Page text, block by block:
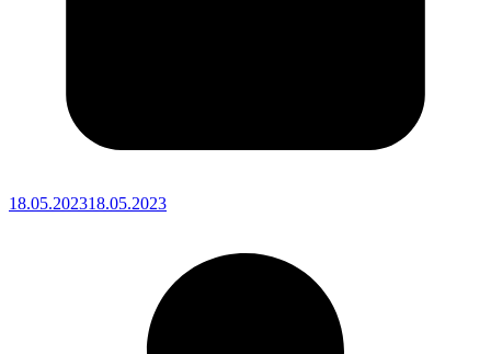
18.05.202318.05.2023